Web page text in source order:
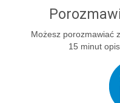
Możesz porozmawiać
15 minut